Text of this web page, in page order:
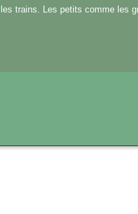
trains. Les petits comme les